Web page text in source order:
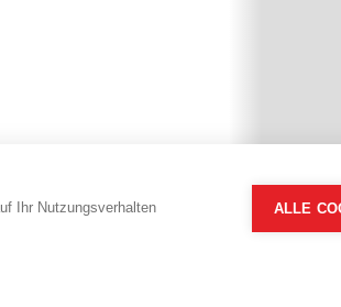
Ihr Nutzungsverhalten
ALLE